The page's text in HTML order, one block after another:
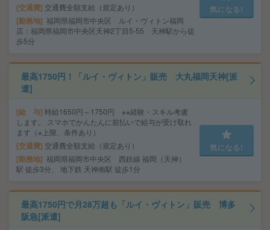
交通費 交通費全額支給（規定あり）
勤務地 福岡県福岡市中央区 ルイ・ヴィトン福岡
店：福岡県福岡市中央区天神2丁目5-55 天神駅から徒
歩5分
気になる!
最高1750円！「ルイ・ヴィトン」販売 大丸福岡天神[派
遣]
給 与 時給1650円～1750円 ※※経験・スキル考慮
します。 スマホでかんたんに前払いで給与が受け取れ
ます（※上限、条件あり）
交通費 交通費全額支給（規定あり）
勤務地 福岡県福岡市中央区 西鉄線 福岡（天神）
駅 徒歩3分、 地下鉄 天神南駅 徒歩1分
気になる!
最高1750円で月28万超も「ルイ・ヴィトン」販売 博多
阪急[派遣]